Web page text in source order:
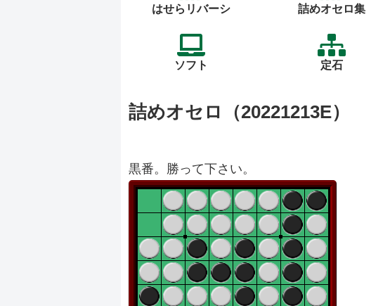
はせらリバーシ 詰めオセロ集
ソフト 定石
詰めオセロ（20221213E）
黒番。勝って下さい。